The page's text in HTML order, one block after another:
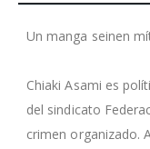
Un manga seinen
Chiaki Asami es
del sindicato
crimen organizado.